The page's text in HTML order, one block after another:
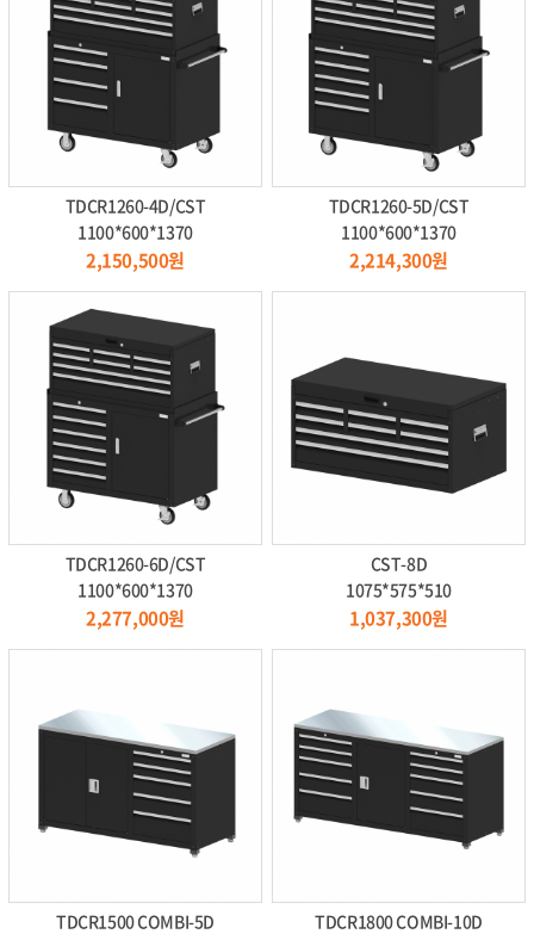
TDCR1260-4D/CST
1100*600*1370
2,150,500원
TDCR1260-5D/CST
1100*600*1370
2,214,300원
TDCR1260-6D/CST
1100*600*1370
2,277,000원
CST-8D
1075*575*510
1,037,300원
TDCR1500 COMBI-5D
TDCR1800 COMBI-10D